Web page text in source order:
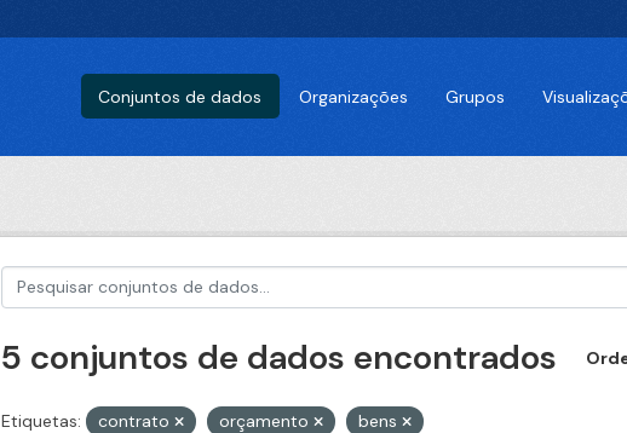
Conjuntos de dados Organizações Grupos
5 conjuntos de dados encontrados
Etiquetas: contrato orçamento bens